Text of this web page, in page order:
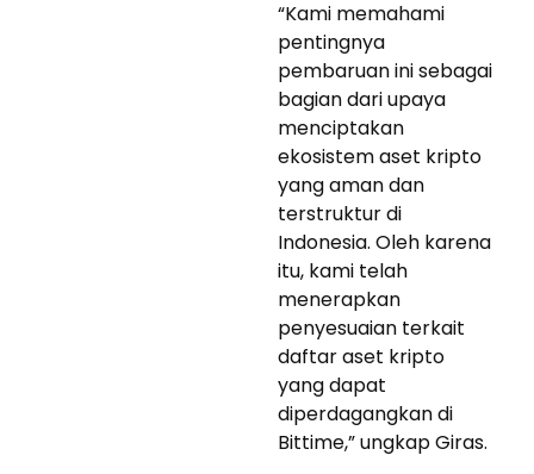
“Kami memahami
pentingnya
pembaruan ini sebagai
bagian dari upaya
menciptakan
ekosistem aset kripto
yang aman dan
terstruktur di
Indonesia. Oleh karena
itu, kami telah
menerapkan
penyesuaian terkait
daftar aset kripto
yang dapat
diperdagangkan di
Bittime,” ungkap Giras.